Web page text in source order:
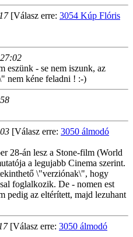
[Válasz erre: 3054 Kúp Flóris
eszünk - se nem iszunk, az
nem kéne feladni ! :-)
[Válasz erre: 3050 álmodó
28-án lesz a Stone-film (World
a legujabb Cinema szerint.
\"verziónak\", hogy
foglalkozik. De - nomen est
pedig az eltérített, majd lezuhant
[Válasz erre: 3050 álmodó